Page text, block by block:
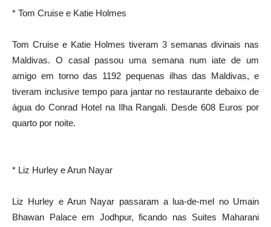
* Tom Cruise e Katie Holmes
Tom Cruise e Katie Holmes tiveram 3 semanas divinais nas
Maldivas. O casal passou uma semana num iate de um
amigo em torno das 1192 pequenas ilhas das Maldivas, e
tiveram inclusive tempo para jantar no restaurante debaixo de
água do Conrad Hotel na Ilha Rangali. Desde 608 Euros por
quarto por noite.
* Liz Hurley e Arun Nayar
Liz Hurley e Arun Nayar passaram a lua-de-mel no Umain
Bhawan Palace em Jodhpur, ficando nas Suites Maharani